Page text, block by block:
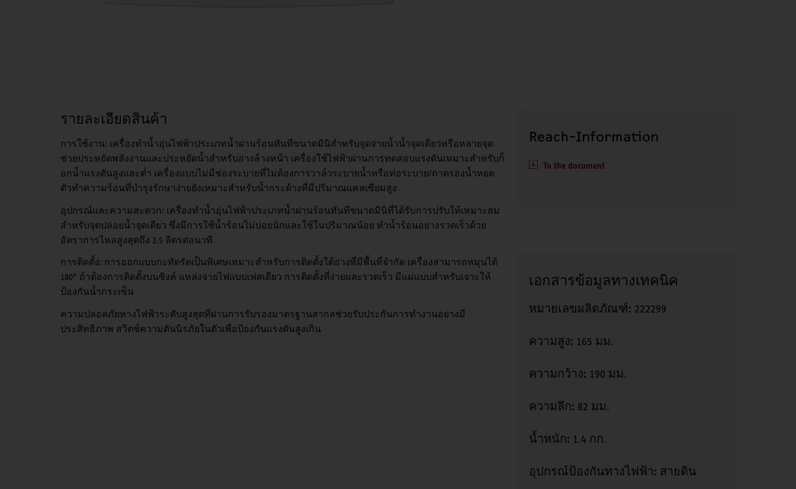
รายละเอียดสินค้า
การใช้งาน: เครื่องทำน้ำอุ่นไฟฟ้าประเภทน้ำผ่านร้อนทันทีขนาดมินิสำหรับจุดจ่ายน้ำน้ำจุดเดียวหรือหลายจุด
ช่วยประหยัดพลังงานและประหยัดน้ำสำหรับอ่างล้างหน้า เครื่องใช้ไฟฟ้าผ่านการทดสอบแรงดันเหมาะสำหรับก็
อกน้ำแรงดันสูงและต่ำ เครื่องแบบไม่มีช่องระบายที่ไม่ต้องการวาล์วระบายน้ำหรือท่อระบาย/ถาดรองน้ำหยด
ตัวทำความร้อนที่บำรุงรักษาง่ายยังเหมาะสำหรับน้ำกระด้างที่มีปริมาณแคลเซียมสูง
อุปกรณ์และความสะดวก: เครื่องทำน้ำอุ่นไฟฟ้าประเภทน้ำผ่านร้อนทันทีขนาดมินิที่ได้รับการปรับให้เหมาะสม
สำหรับจุดปล่อยน้ำจุดเดียว ซึ่งมีการใช้น้ำร้อนไม่บ่อยนักและใช้ในปริมาณน้อย ทำน้ำร้อนอย่างรวดเร็วด้วย
อัตราการไหลสูงสุดถึง 2.5 ลิตรต่อนาที
การติดตั้ง: การออกแบบกะทัดรัดเป็นพิเศษเหมาะสำหรับการติดตั้งใต้อ่างที่มีพื้นที่จำกัด เครื่องสามารถหมุนได้
180° ถ้าต้องการติดตั้งบนซิงค์ แหล่งจ่ายไฟแบบเฟสเดียว การติดตั้งที่ง่ายและรวดเร็ว มีแม่แบบสำหรับเจาะให้
ป้องกันน้ำกระเซ็น
ความปลอดภัยทางไฟฟ้าระดับสูงสุดที่ผ่านการรับรองมาตรฐานสากลช่วยรับประกันการทำงานอย่างมี
ประสิทธิภาพ สวิตช์ความดันนิรภัยในตัวเพื่อป้องกันแรงดันสูงเกิน
Reach-Information
To the document
เอกสารข้อมูลทางเทคนิค
หมายเลขผลิตภัณฑ์: 222299
ความสูง: 165 มม.
ความกว้าง: 190 มม.
ความลึก: 82 มม.
น้ำหนัก: 1.4 กก.
อุปกรณ์ป้องกันทางไฟฟ้า: สายดิน